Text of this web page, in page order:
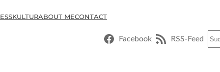
ESSKULTURABOUT MECONTACT
Facebook RSS-Feed